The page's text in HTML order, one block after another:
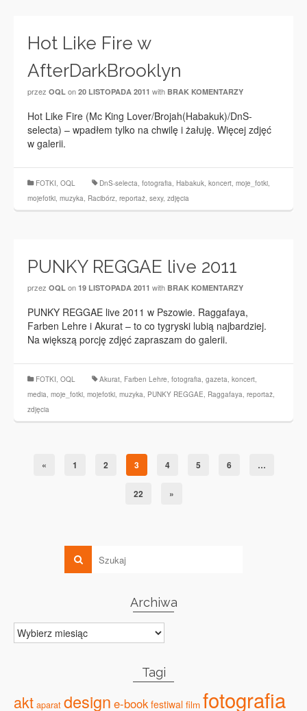
Hot Like Fire w
AfterDarkBrooklyn
przez OQL on 20 LISTOPADA 2011 with BRAK KOMENTARZY
Hot Like Fire (Mc King Lover/Brojah(Habakuk)/DnS-
selecta) – wpadłem tylko na chwilę i żałuję. Więcej zdjęć
w galerii.
FOTKI, OQL DnS-selecta, fotografia, Habakuk, koncert, moje_fotki,
mojefotki, muzyka, Racibórz, reportaż, sexy, zdjęcia
PUNKY REGGAE live 2011
przez OQL on 19 LISTOPADA 2011 with BRAK KOMENTARZY
PUNKY REGGAE live 2011 w Pszowie. Raggafaya,
Farben Lehre i Akurat – to co tygryski lubią najbardziej.
Na większą porcję zdjęć zapraszam do galerii.
FOTKI, OQL Akurat, Farben Lehre, fotografia, gazeta, koncert,
media, moje_fotki, mojefotki, muzyka, PUNKY REGGAE, Raggafaya, reportaż,
zdjęcia
« 1 2 3 4 5 6 …
22 »
Archiwa
Archiwa
Tagi
akt aparat design e-book festiwal film fotografia